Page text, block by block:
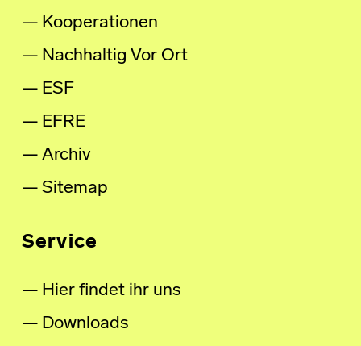
Kooperationen
Nachhaltig Vor Ort
ESF
EFRE
Archiv
Sitemap
Service
Hier findet ihr uns
Downloads